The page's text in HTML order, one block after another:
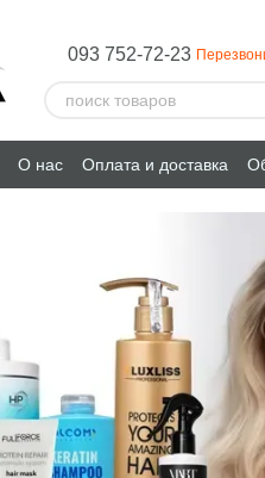
093 752-72-23
О нас Оплата и доставка